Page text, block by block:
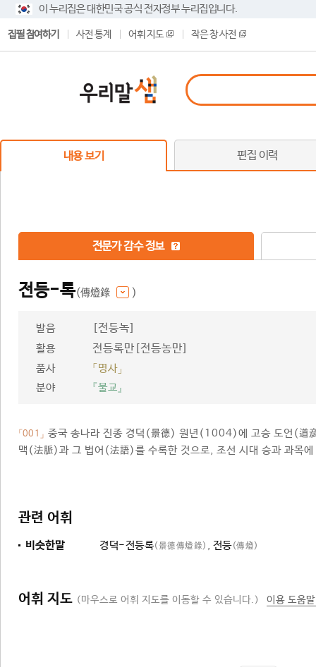
이 누리집은 대한민국 공식 전자정부 누리집입니다.
집필 참여하기 사전 통계 어휘 지도 작은 창 사전
내용 보기 편집 이력
전문가 감수 정보
전등-록(傳燈錄 )
발음 [전등녹]
활용 전등록만[전등농만]
품사
「명사」
분야
『불교』
「001」 중국 송나라 진종 경덕(景德) 원년(1004)에 고승 도언(道
맥(法脈)과 그 법어(法語)를 수록한 것으로, 조선 시대 승과 과목
관련 어휘
비슷한말 경덕-전등록(景德傳燈錄) , 전등(傳燈)
어휘 지도 (마우스로 어휘 지도를 이동할 수 있습니다.) 이용 도움